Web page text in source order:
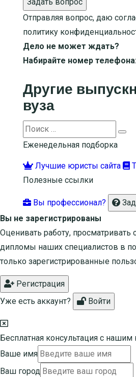
Отправляя вопрос, даю
политику
Дело не может ждать?
Набирайте номер
Другие
вуза
Search
for:
Еженедельная подборка
Лучшие юристы сайта
Полезные ссылки
Вы профессионал?
Вы не зарегистрированы
Оценивать работу, просматривать
дипломы наших специалистов в
только зарегистрированные
Регистрация
Уже есть аккаунт?
Войти
Бесплатная консультация с
Ваше имя
Ваш город